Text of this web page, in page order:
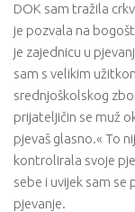
DOK sam tražila
je pozvala na
je zajednicu u
sam s velikim
srednjoškolskog
prijateljičin se muž
pjevaš glasno.« To
kontrolirala svoje
sebe i uvijek sam
pjevanje.